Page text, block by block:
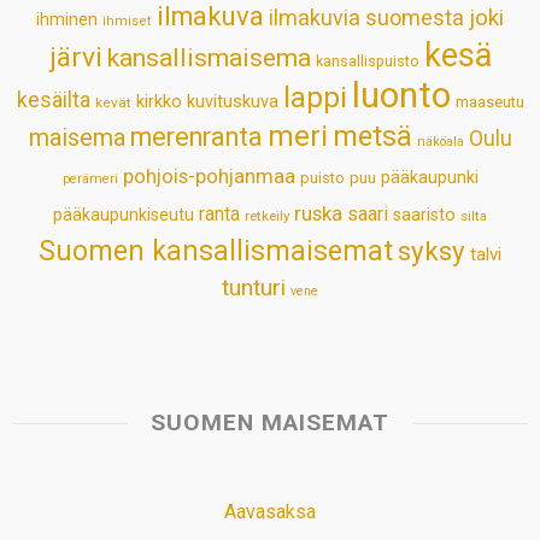
t
ihminen ihmiset ilmakuva ilmakuvia suomesta joki
järvi kansallismaisema kansallispuisto kesä
kesäilta kevät kirkko kuvituskuva lappi luonto maaseutu
maisema merenranta meri metsä näköala Oulu
perämeri pohjois-pohjanmaa puisto puu pääkaupunki
pääkaupunkiseutu ranta retkeily ruska saari saaristo silta
Suomen kansallismaisematsyksy talvi
tunturi vene
SUOMEN MAISEMAT
Aavasaksa